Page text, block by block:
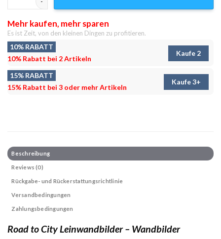
Mehr kaufen, mehr sparen
Es ist Zeit, von den kleinen Dingen zu profitieren.
10% RABATT
10% Rabatt bei 2 Artikeln
Kaufe 2
15% RABATT
15% Rabatt bei 3 oder mehr Artikeln
Kaufe 3+
Beschreibung
Reviews (0)
Rückgabe- und Rückerstattungsrichtlinie
Versandbedingungen
Zahlungsbedingungen
Road to City Leinwandbilder – Wandbilder